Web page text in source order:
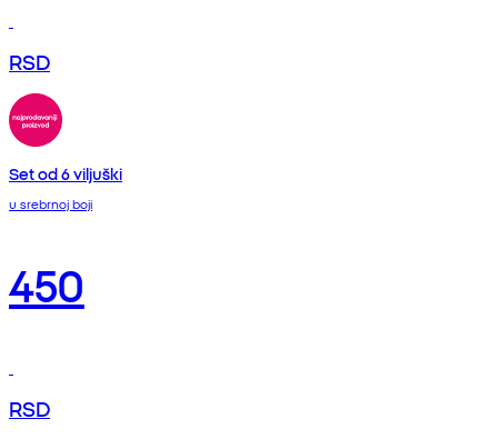
RSD
Set od 6 viljuški
u srebrnoj boji
450
RSD